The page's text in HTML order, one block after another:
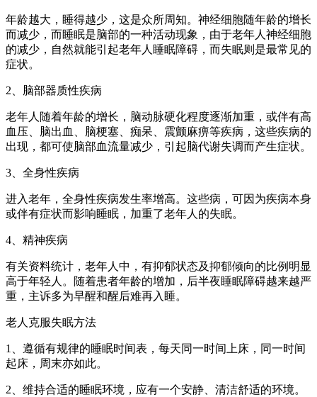
年龄越大，睡得越少，这是众所周知。神经细胞随年龄的增长
而减少，而睡眠是脑部的一种活动现象，由于老年人神经细胞
的减少，自然就能引起老年人睡眠障碍，而失眠则是最常见的
症状。
2、脑部器质性疾病
老年人随着年龄的增长，脑动脉硬化程度逐渐加重，或伴有高
血压、脑出血、脑梗塞、痴呆、震颤麻痹等疾病，这些疾病的
出现，都可使脑部血流量减少，引起脑代谢失调而产生症状。
3、全身性疾病
进入老年，全身性疾病发生率增高。这些病，可因为疾病本身
或伴有症状而影响睡眠，加重了老年人的失眠。
4、精神疾病
有关资料统计，老年人中，有抑郁状态及抑郁倾向的比例明显
高于年轻人。随着患者年龄的增加，后半夜睡眠障碍越来越严
重，主诉多为早醒和醒后难再入睡。
老人克服失眠方法
1、遵循有规律的睡眠时间表，每天同一时间上床，同一时间
起床，周末亦如此。
2、维持合适的睡眠环境，应有一个安静、清洁舒适的环境。